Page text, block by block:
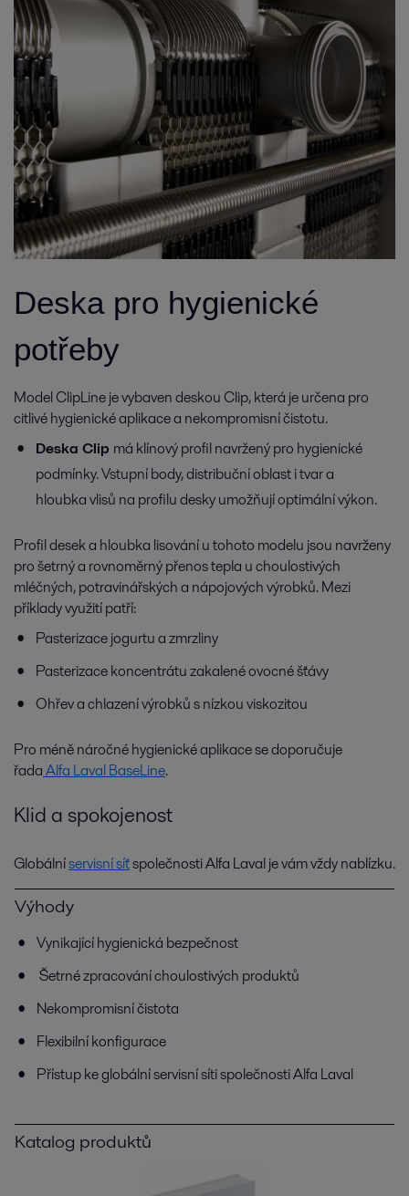
Deska pro hygienické
potřeby
Model ClipLine je vybaven deskou Clip, která je určena pro
citlivé hygienické aplikace a nekompromisní čistotu.
Deska Clip má klínový profil navržený pro hygienické
podmínky. Vstupní body, distribuční oblast i tvar a
hloubka vlisů na profilu desky umožňují optimální výkon.
Profil desek a hloubka lisování u tohoto modelu jsou navrženy
pro šetrný a rovnoměrný přenos tepla u choulostivých
mléčných, potravinářských a nápojových výrobků. Mezi
příklady využití patří:
Pasterizace jogurtu a zmrzliny
Pasterizace koncentrátu zakalené ovocné šťávy
Ohřev a chlazení výrobků s nízkou viskozitou
Pro méně náročné hygienické aplikace se doporučuje
řadaAlfa Laval BaseLine.
Klid a spokojenost
Globálníservisní síťspolečnosti Alfa Laval je vám vždy nablízku.
Výhody
Vynikající hygienická bezpečnost
Šetrné zpracování choulostivých produktů
Nekompromisní čistota
Flexibilní konfigurace
Přístup ke globální servisní síti společnosti Alfa Laval
Katalog produktů